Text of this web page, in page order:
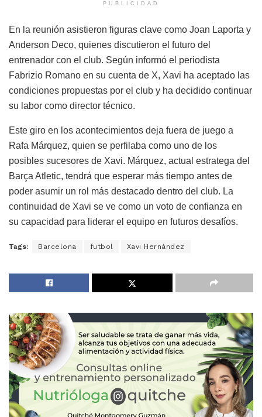
PUBLICIDAD
En la reunión asistieron figuras clave como Joan Laporta y
Anderson Deco, quienes discutieron el futuro del
entrenador con el club. Según informó el periodista
Fabrizio Romano en su cuenta de X, Xavi ha aceptado las
condiciones propuestas por el club y ha decidido continuar
su labor como director técnico.
Este giro en los acontecimientos deja fuera de juego a
Rafa Márquez, quien se perfilaba como uno de los
posibles sucesores de Xavi. Márquez, actual estratega del
Barça Atletic, tendrá que esperar más tiempo antes de
poder asumir un rol más destacado dentro del club. La
continuidad de Xavi se ve como un voto de confianza en
su capacidad para liderar el equipo en futuros desafíos.
Tags: Barcelona futbol Xavi Hernández